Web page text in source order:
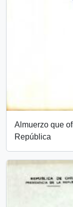
Almuerzo que
República